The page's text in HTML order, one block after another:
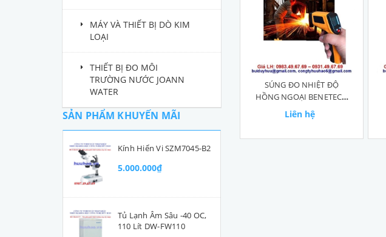
MÁY VÀ THIẾT BỊ DÒ KIM
LOẠI
THIẾT BỊ ĐO MÔI
TRƯỜNG NƯỚC JOANN
WATER
SẢN PHẨM KHUYẾN MÃI
Kính Hiển Vi SZM7045-B2
5.000.000₫
Tủ Lạnh Âm Sâu -40 OC,
110 Lít DW-FW110
SÚNG ĐO NHIỆT ĐỘ
HỒNG NGOẠI BENETECH
GM550
Liên hệ